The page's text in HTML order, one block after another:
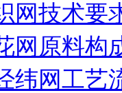
网技术要
网原料构
纬网工艺